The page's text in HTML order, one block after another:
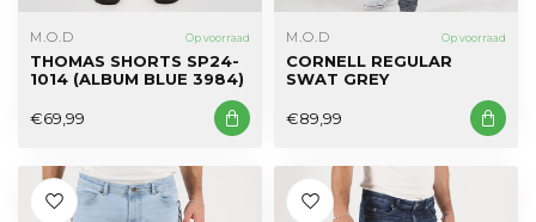
M.O.D Op voorraad
THOMAS SHORTS SP24-
1014 (ALBUM BLUE 3984)
€69,99
M.O.D Op voorraad
CORNELL REGULAR
SWAT GREY
€89,99